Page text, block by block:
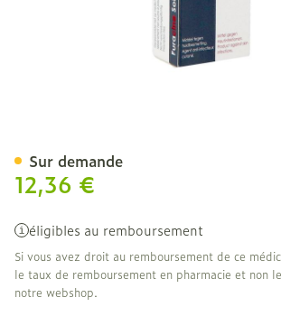
12,36 €
éligibles au remboursement
Si vous avez droit au remboursement de ce
le taux de remboursement en pharmacie et non
notre webshop.
Sur demande